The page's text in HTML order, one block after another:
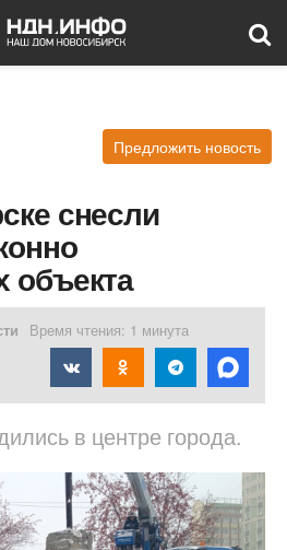
Предложить новость
снесли
объекта
Время чтения: 1 минута
в центре города.